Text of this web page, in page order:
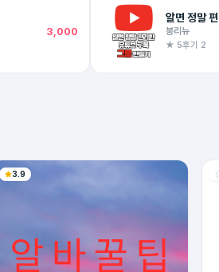
3,000
알면 정말
봉리뉴
★ 5후기 2
3.9